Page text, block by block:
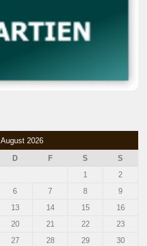
August 2026
D F S
S
1
2
6 7 8
9
13 14 15
16
20 21 22
23
27 28 29
30